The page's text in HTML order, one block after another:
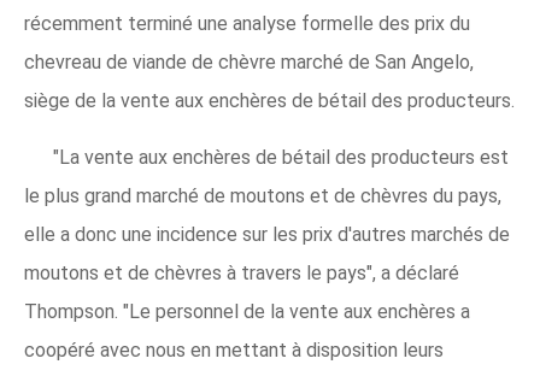
récemment terminé une analyse formelle des prix du
chevreau de viande de chèvre marché de San Angelo,
siège de la vente aux enchères de bétail des producteurs.
"La vente aux enchères de bétail des producteurs est
le plus grand marché de moutons et de chèvres du pays,
elle a donc une incidence sur les prix d'autres marchés de
moutons et de chèvres à travers le pays", a déclaré
Thompson. "Le personnel de la vente aux enchères a
coopéré avec nous en mettant à disposition leurs